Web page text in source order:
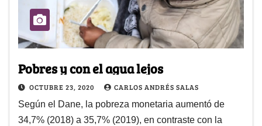
Pobres y con el agua lejos
OCTUBRE 23, 2020 CARLOS ANDRÉS SALAS
Según el Dane, la pobreza monetaria aumentó de
34,7% (2018) a 35,7% (2019), en contraste con la